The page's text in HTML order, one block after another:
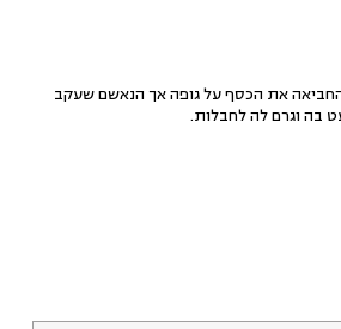
מן הבנק. הקשישה החביאה את הכסף על גופה אך הנאשם שעקב
בה וגרם לה לחבלות.